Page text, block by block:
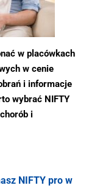
w placówkach
w cenie
i informacje
wybrać NIFTY
i
NIFTY pro w